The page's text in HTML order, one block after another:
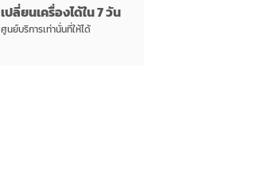
เปลี่ยนเครื่องได้ใน 7 วัน
ศูนย์บริการเท่านั่นที่ให้ได้